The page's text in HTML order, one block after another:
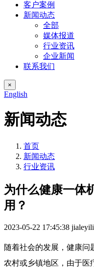
客户案例
新闻动态
全部
媒体报道
行业资讯
企业新闻
联系我们
×
English
新闻动态
首页
新闻动态
行业资讯
为什么健康一体
用？
2023-05-22 17:45:38
随着社会的发展，健康问
农村或乡镇地区，由于医